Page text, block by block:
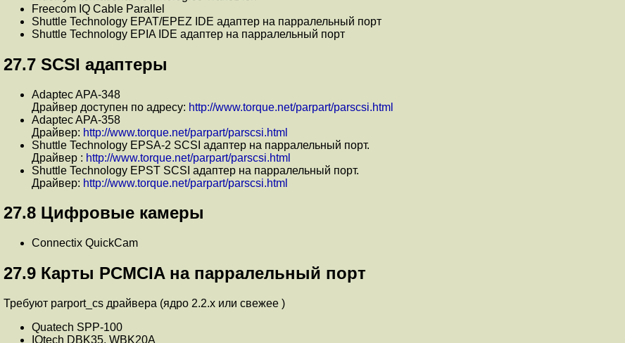
Freecom IQ Cable Parallel
Shuttle Technology EPAT/EPEZ IDE адаптер на парралельный порт
Shuttle Technology EPIA IDE адаптер на парралельный порт
27.7 SCSI адаптеры
Adaptec APA-348
Драйвер доступен по адресу: http://www.torque.net/parpart/parscsi.html
Adaptec APA-358
Драйвер: http://www.torque.net/parpart/parscsi.html
Shuttle Technology EPSA-2 SCSI адаптер на парралельный порт.
Драйвер : http://www.torque.net/parpart/parscsi.html
Shuttle Technology EPST SCSI адаптер на парралельный порт.
Драйвер: http://www.torque.net/parpart/parscsi.html
27.8 Цифровые камеры
Connectix QuickCam
27.9 Карты PCMCIA на парралельный порт
Требуют parport_cs драйвера (ядро 2.2.x или свежее )
Quatech SPP-100
IOtech DBK35, WBK20A